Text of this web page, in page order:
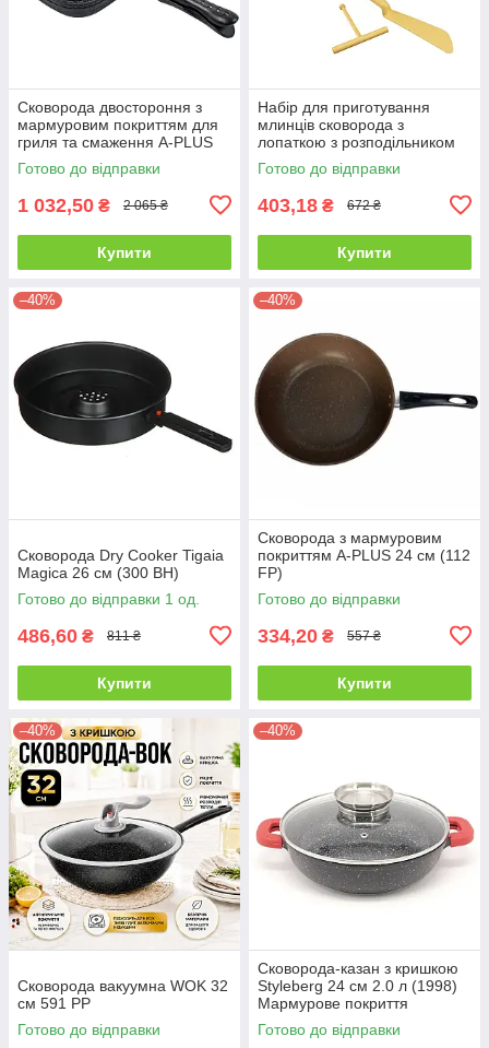
Сковорода двостороння з
мармуровим покриттям для
гриля та смаження A-PLUS
30 см (1500 NEW)
Готово до відправки
1 032,50 ₴ 2 065 ₴
Купити
Набір для приготування
млинців сковорода з
лопаткою з розподільником
тіста KITUA
Готово до відправки
403,18 ₴ 672 ₴
Купити
–40%
Сковорода Dry Cooker Tigaia
Magica 26 см (300 BH)
Готово до відправки 1 од.
486,60 ₴ 811 ₴
Купити
–40%
Сковорода з мармуровим
покриттям A-PLUS 24 см (112
FP)
Готово до відправки
334,20 ₴ 557 ₴
Купити
–40%
Сковорода вакуумна WOK 32
см 591 PP
Готово до відправки
–40%
Сковорода-казан з кришкою
Styleberg 24 см 2.0 л (1998)
Мармурове покриття
Готово до відправки